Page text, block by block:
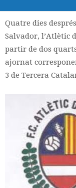
Quatre dies
Salvador, l’Atlètic
partir de dos
ajornat
3 de Tercera